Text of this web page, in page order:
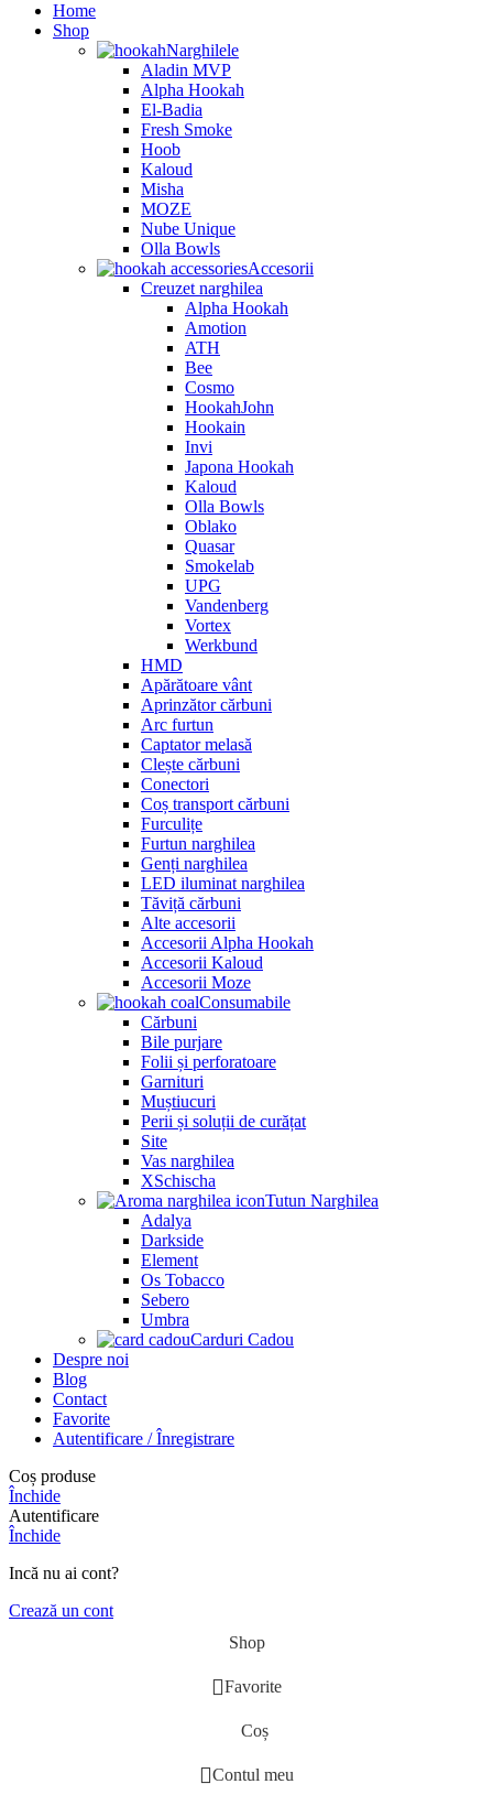
Home
Shop
Narghilele
Aladin MVP
Alpha Hookah
El-Badia
Fresh Smoke
Hoob
Kaloud
Misha
MOZE
Nube Unique
Olla Bowls
Accesorii
Creuzet narghilea
Alpha Hookah
Amotion
ATH
Bee
Cosmo
HookahJohn
Hookain
Invi
Japona Hookah
Kaloud
Olla Bowls
Oblako
Quasar
Smokelab
UPG
Vandenberg
Vortex
Werkbund
HMD
Apărătoare vânt
Aprinzător cărbuni
Arc furtun
Captator melasă
Clește cărbuni
Conectori
Coș transport cărbuni
Furculițe
Furtun narghilea
Genți narghilea
LED iluminat narghilea
Tăviță cărbuni
Alte accesorii
Accesorii Alpha Hookah
Accesorii Kaloud
Accesorii Moze
Consumabile
Cărbuni
Bile purjare
Folii și perforatoare
Garnituri
Muștiucuri
Perii și soluții de curățat
Site
Vas narghilea
XSchischa
Tutun Narghilea
Adalya
Darkside
Element
Os Tobacco
Sebero
Umbra
Carduri Cadou
Despre noi
Blog
Contact
Favorite
Autentificare / Înregistrare
Coș produse
Închide
Autentificare
Închide
Incă nu ai cont?
Crează un cont
Shop
Favorite
Coș
Contul meu